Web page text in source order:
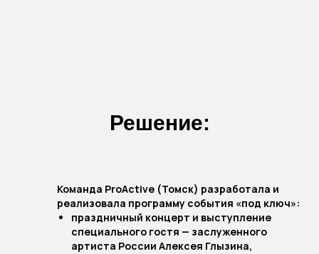
Решение:
Команда ProActive (Томск) разработала и
реализовала программу события «под ключ»:
праздничный концерт и выступление
специального гостя — заслуженного
артиста России Алексея Глызина,